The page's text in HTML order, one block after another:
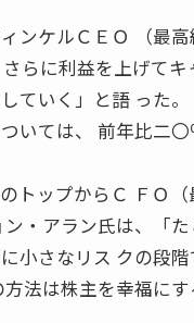
ンケルＣＥＯ （最高
らに利益を上げてキ
ていく」と語 った。
いては、 前年比二〇
トップからＣ ＦＯ
・アラン氏は、「
小さなリス クの段階
法は株主を幸福にす